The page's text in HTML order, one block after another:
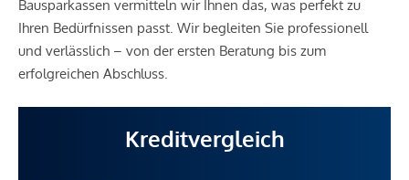
Bausparkassen vermitteln wir Ihnen das, was perfekt zu
Ihren Bedürfnissen passt. Wir begleiten Sie professionell
und verlässlich – von der ersten Beratung bis zum
erfolgreichen Abschluss.
Kreditvergleich